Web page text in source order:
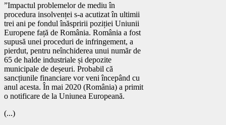
”Impactul problemelor de mediu în
procedura insolvenței s-a acutizat în ultimii
trei ani pe fondul înăspririi poziției Uniunii
Europene față de România. România a fost
supusă unei proceduri de infringement, a
pierdut, pentru neînchiderea unui număr de
65 de halde industriale și depozite
municipale de deșeuri. Probabil că
sancțiunile financiare vor veni începând cu
anul acesta. În mai 2020 (România) a primit
o notificare de la Uniunea Europeană.
(...)